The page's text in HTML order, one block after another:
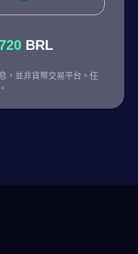
BRL
，並非貨幣交易平台。任